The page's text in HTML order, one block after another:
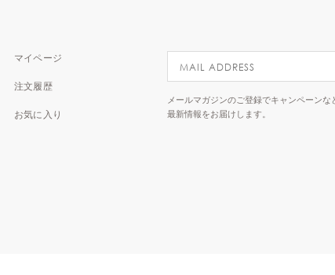
マイページ
注文履歴
お気に入り
メールマガジンのご登録でキャンペーンな
最新情報をお届けします。